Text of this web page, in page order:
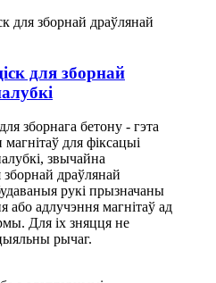
для зборнай
зборнага бетону - гэта
для фіксацыі
звычайна
драўлянай
рукі прызначаны
або адлучэння магнітаў ад
Для іх зняцця не
рычаг.